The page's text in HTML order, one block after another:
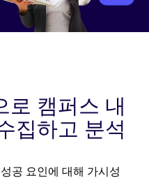
로 캠퍼스 내
집하고 분석
공 요인에 대해 가시성